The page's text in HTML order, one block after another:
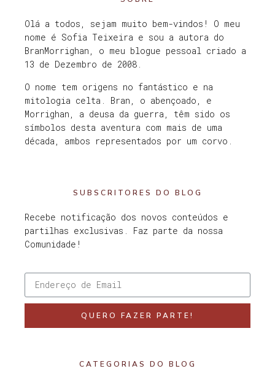
Olá a todos, sejam muito bem-vindos! O meu
nome é Sofia Teixeira e sou a autora do
BranMorrighan, o meu blogue pessoal criado a
13 de Dezembro de 2008.
O nome tem origens no fantástico e na
mitologia celta. Bran, o abençoado, e
Morrighan, a deusa da guerra, têm sido os
símbolos desta aventura com mais de uma
década, ambos representados por um corvo.
SUBSCRITORES DO BLOG
Recebe notificação dos novos conteúdos e
partilhas exclusivas. Faz parte da nossa
Comunidade!
QUERO FAZER PARTE!
CATEGORIAS DO BLOG